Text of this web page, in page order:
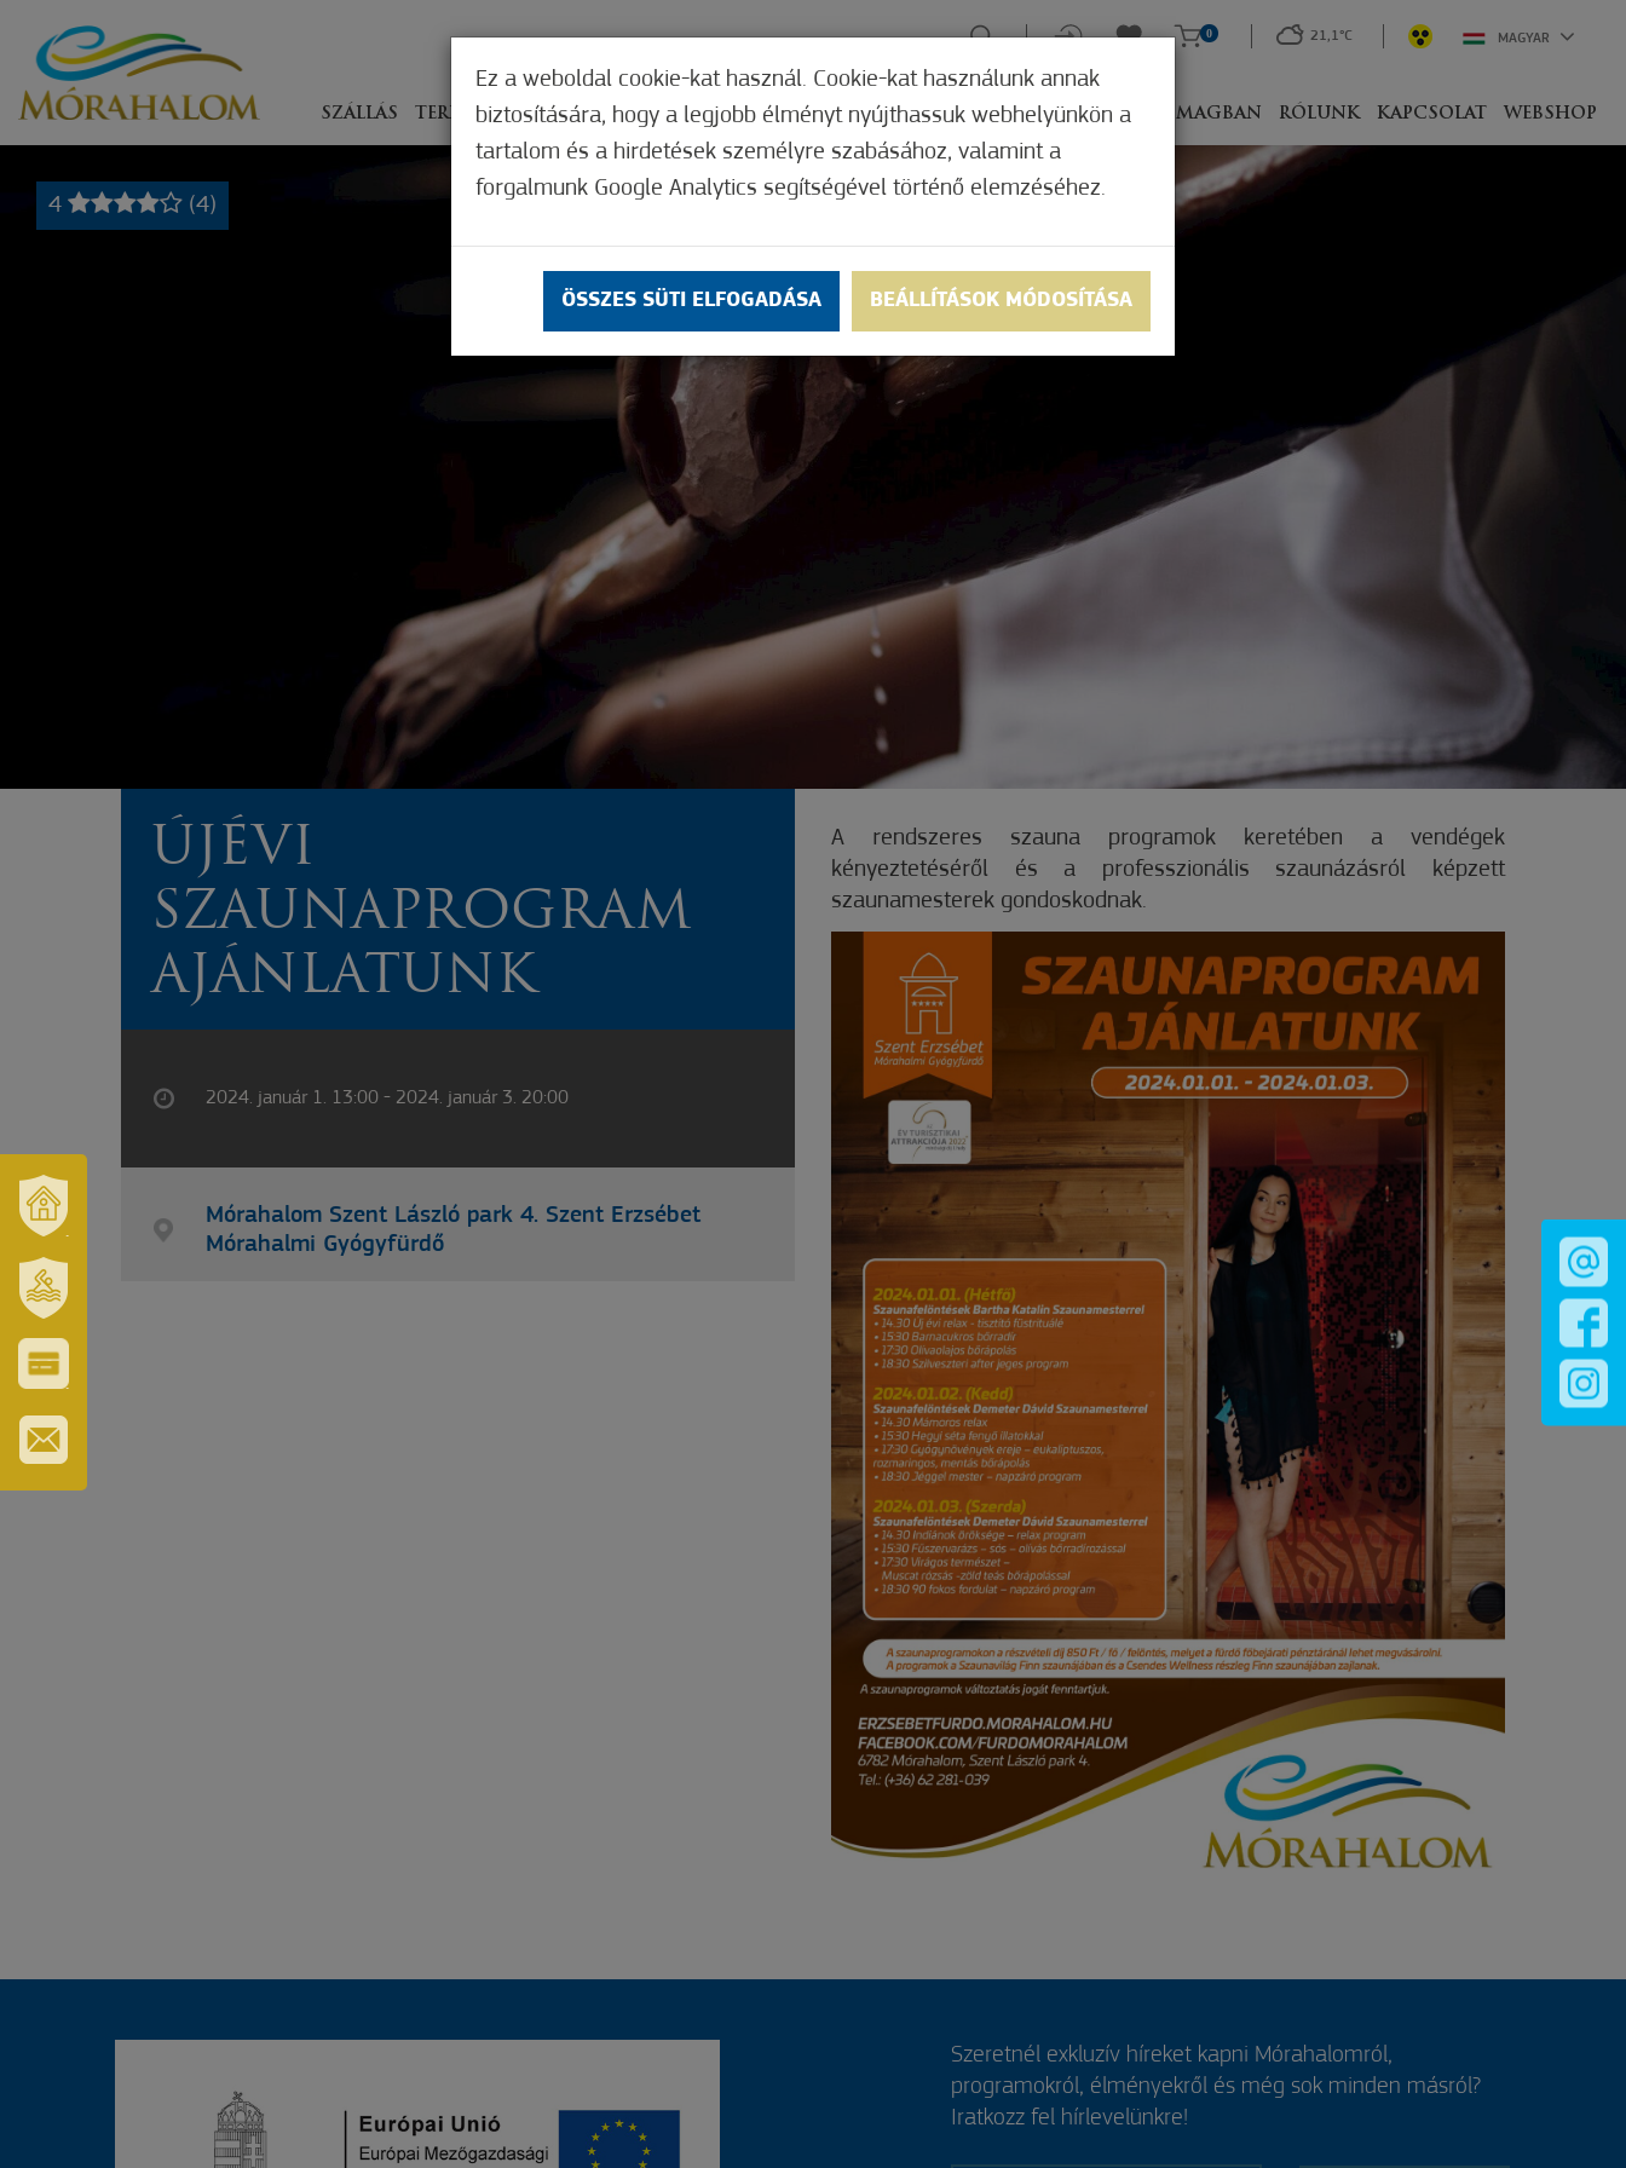
ÉS
TÉRSÉGÜNK
ERZSÉBET
GYÓGYFÜRDŐ
ÉS
TURISZTIKAI
KÁRTYA
SZÁLLÁS TERÍTÉKEN ÉLMÉNYSZERZÉS ZÖLD FÓKUSZ GYÓGYHELY MERRE, MIVEL CSOMAGBAN RÓLUNK KAPCSOLAT WEBSHOP
0 21,1°C MAGYAR
4 (4)
ÚJÉVI
SZAUNAPROGRAM
AJÁNLATUNK
2024. január 1. 13:00 - 2024. január 3. 20:00
Mórahalom Szent László park 4. Szent Erzsébet
Mórahalmi Gyógyfürdő
A rendszeres szauna programok keretében a vendégek
kényeztetéséről és a professzionális szaunázásról képzett
szaunamesterek gondoskodnak.
Ez a weboldal cookie-kat használ. Cookie-kat használunk annak
biztosítására, hogy a legjobb élményt nyújthassuk webhelyünkön a
tartalom és a hirdetések személyre szabásához, valamint a
forgalmunk Google Analytics segítségével történő elemzéséhez.
ÖSSZES SÜTI ELFOGADÁSA BEÁLLÍTÁSOK MÓDOSÍTÁSA
Szeretnél exkluzív híreket kapni Mórahalomról,
programokról, élményekről és még sok minden másról?
Iratkozz fel hírlevelünkre!